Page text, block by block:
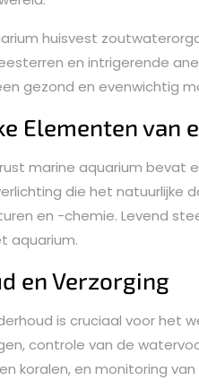
huisvest
en intrigerende
gezond en evenwichtig
Elementen van
marine aquarium
die het natuurlijke
en -chemie. Levend
aquarium.
en Verzorging
is cruciaal voor het
controle van de
koralen, en monitoring